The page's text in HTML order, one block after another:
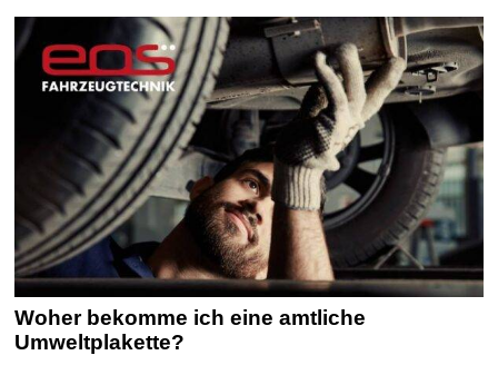
Woher bekomme ich eine amtliche
Umweltplakette?